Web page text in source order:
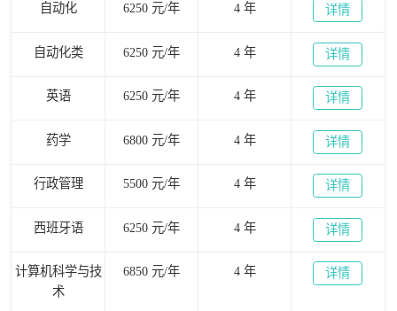
自动化 6250 元/年 4 年 详情
自动化类 6250 元/年 4 年 详情
英语 6250 元/年 4 年 详情
药学 6800 元/年 4 年 详情
行政管理 5500 元/年 4 年 详情
西班牙语 6250 元/年 4 年 详情
计算机科学与技
术
6850 元/年 4 年 详情